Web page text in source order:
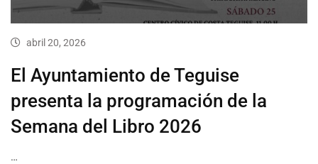
abril 20, 2026
El Ayuntamiento de Teguise
presenta la programación de la
Semana del Libro 2026
…